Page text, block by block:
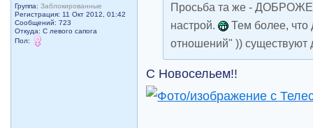
Группа:Заблокированные
Регистрация: 11 Окт 2012, 01:42
Сообщений: 723
Откуда: С левого сапога
Пол:
Просьба та же -
настрой.
Тем более, что
отношений" )) существуют
С Новосельем!!